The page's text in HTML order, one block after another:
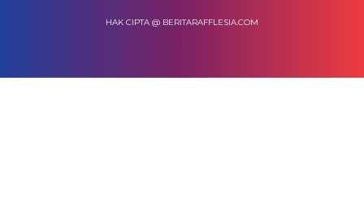
HAK CIPTA @ BERITARAFFLESIA.COM